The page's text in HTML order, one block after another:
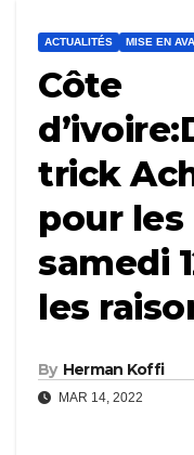
ACTUALITÉS MISE EN
Côte
trick
pour
samedi
les
By Herman Koffi
MAR 14, 2022